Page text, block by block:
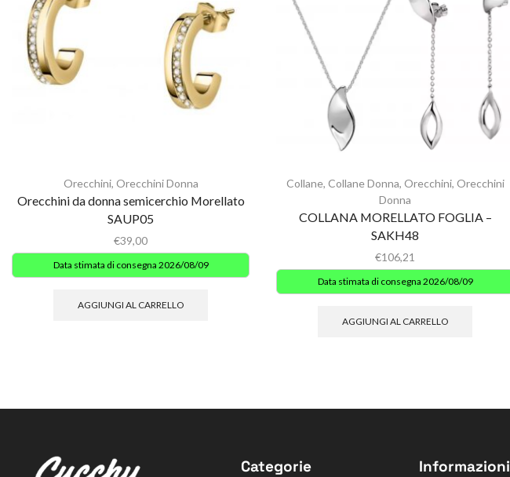
Orecchini, Orecchini Donna
Orecchini da donna semicerchio Morellato
SAUP05
€39,00
Data stimata di consegna 2026/08/09
AGGIUNGI AL CARRELLO
Collane, Collane Donna, Orecchini, Orecchini
Donna
COLLANA MORELLATO FOGLIA –
SAKH48
€106,21
Data stimata di consegna 2026/08/09
AGGIUNGI AL CARRELLO
Categorie Informazioni